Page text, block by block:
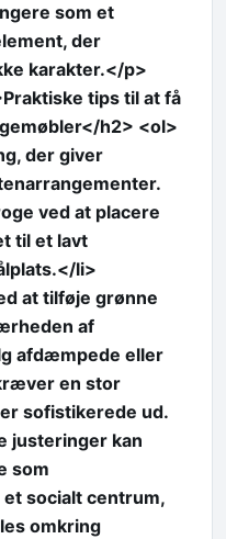
som et
der
karakter.</p>
tips til at få
h2> <ol>
der giver
ved at placere
til et lavt
li>
at tilføje grønne
af
afdæmpede eller
en stor
sofistikerede ud.
justeringer kan
som
socialt centrum,
omkring